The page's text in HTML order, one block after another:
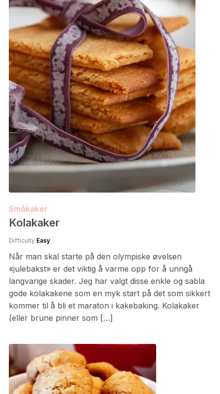
Småkaker
Kolakaker
Difficulty Easy
Når man skal starte på den olympiske øvelsen
«julebakst» er det viktig å varme opp for å unngå
langvarige skader. Jeg har valgt disse enkle og sabla
gode kolakakene som en myk start på det som sikkert
kommer til å bli et maraton i kakebaking. Kolakaker
(eller brune pinner som […]